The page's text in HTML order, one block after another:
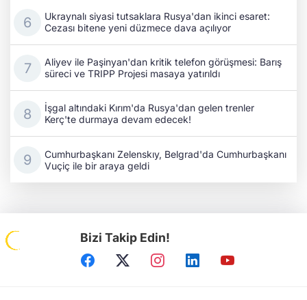
Ukraynalı siyasi tutsaklara Rusya'dan ikinci esaret:
Cezası bitene yeni düzmece dava açılıyor
Aliyev ile Paşinyan'dan kritik telefon görüşmesi: Barış
süreci ve TRIPP Projesi masaya yatırıldı
İşgal altındaki Kırım'da Rusya'dan gelen trenler
Kerç'te durmaya devam edecek!
Cumhurbaşkanı Zelenskıy, Belgrad'da Cumhurbaşkanı
Vuçiç ile bir araya geldi
Bizi Takip Edin!